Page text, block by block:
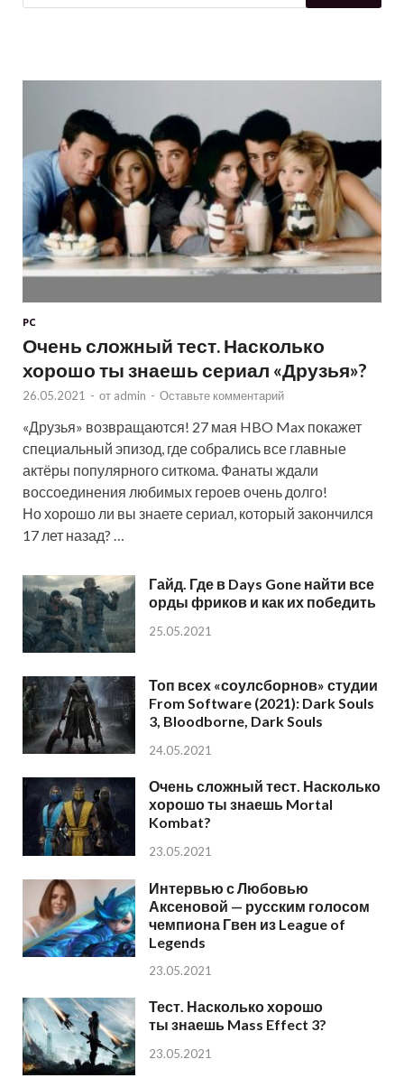
PC
Очень сложный тест. Насколько
хорошо ты знаешь сериал «Друзья»?
26.05.2021 - от admin - Оставьте комментарий
«Друзья» возвращаются! 27 мая HBO Max покажет
специальный эпизод, где собрались все главные
актёры популярного ситкома. Фанаты ждали
воссоединения любимых героев очень долго!
Но хорошо ли вы знаете сериал, который закончился
17 лет назад? …
Гайд. Где в Days Gone найти все
орды фриков и как их победить
25.05.2021
Топ всех «соулсборнов» студии
From Software (2021): Dark Souls
3, Bloodborne, Dark Souls
24.05.2021
Очень сложный тест. Насколько
хорошо ты знаешь Mortal
Kombat?
23.05.2021
Интервью с Любовью
Аксеновой — русским голосом
чемпиона Гвен из League of
Legends
23.05.2021
Тест. Насколько хорошо
ты знаешь Mass Effect 3?
23.05.2021